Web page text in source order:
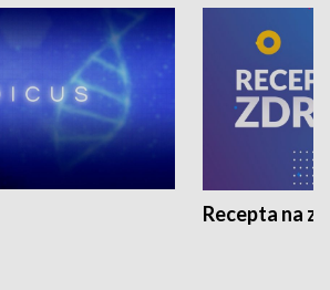
Recepta na